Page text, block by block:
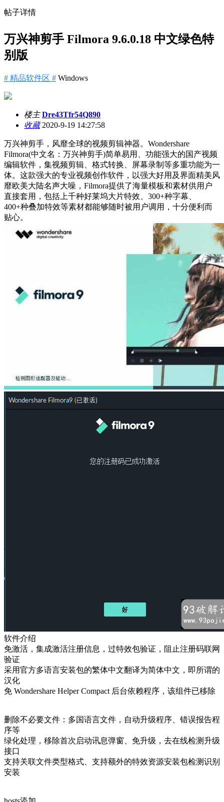
帖子详情
万兴神剪手 Filmora 9.6.0.18 中文绿色特
别版
# 精品软件区 # Windows
楼主 Dre43Tfr54Q890
收藏2020-9-19 14:27:58
万兴神剪手，风靡全球的视频剪辑神器。Wondershare
Filmora(中文名：万兴神剪手)简单易用、功能强大的国产视频
编辑软件，集视频剪辑、格式转换、屏幕录制等多重功能为一
体。这款强大的专业视频创作软件，以强大好用及界面精美风
靡欧美大陆名声大噪，Filmora提供了海量模板和素材供用户
直接套用，包括上千种好莱坞大片特效、300+种字幕、
400+种叠加特效等素材都能够随时被用户调用，十分便利而
贴心。
软件介绍
免激活，集成激活注册信息，过特效包验证，阻止注册码联网
验证
采用官方多语言安装包的繁体中文翻译为简体中文，即所谓的
汉化
免 Wondershare Helper Compact 后台依赖程序，该组件已移除
删除不必要文件：多国语言文件，自动升级程序、错误报告程
序等
绿化处理，移除首次启动讯息弹窗、免升级，去在线检测升级
接口
支持关联文件类型格式、支持额外的特效资源安装包检测识别
安装